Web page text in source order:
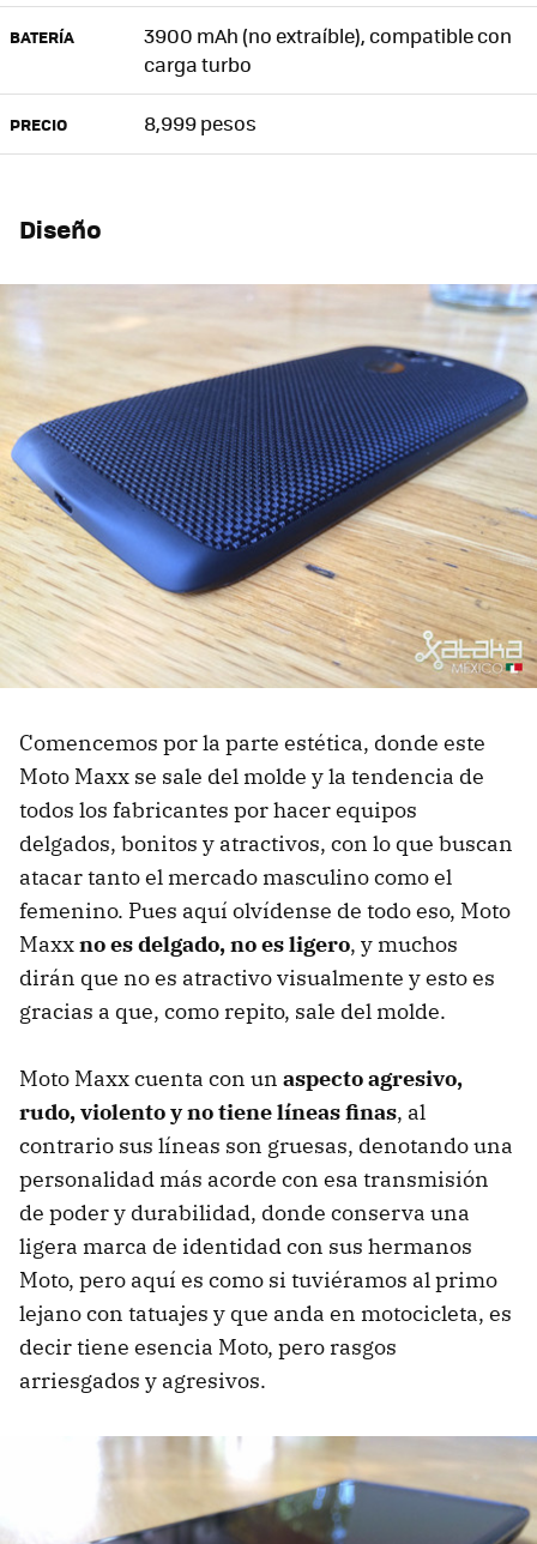
BATERÍA
3900 mAh (no extraíble), compatible con
carga turbo
PRECIO 8,999 pesos
Diseño
Comencemos por la parte estética, donde este
Moto Maxx se sale del molde y la tendencia de
todos los fabricantes por hacer equipos
delgados, bonitos y atractivos, con lo que buscan
atacar tanto el mercado masculino como el
femenino. Pues aquí olvídense de todo eso, Moto
Maxxno es delgado, no es ligero, y muchos
dirán que no es atractivo visualmente y esto es
gracias a que, como repito, sale del molde.
Moto Maxx cuenta con un aspecto agresivo,
rudo, violento y no tiene líneas finas, al
contrario sus líneas son gruesas, denotando una
personalidad más acorde con esa transmisión
de poder y durabilidad, donde conserva una
ligera marca de identidad con sus hermanos
Moto, pero aquí es como si tuviéramos al primo
lejano con tatuajes y que anda en motocicleta, es
decir tiene esencia Moto, pero rasgos
arriesgados y agresivos.